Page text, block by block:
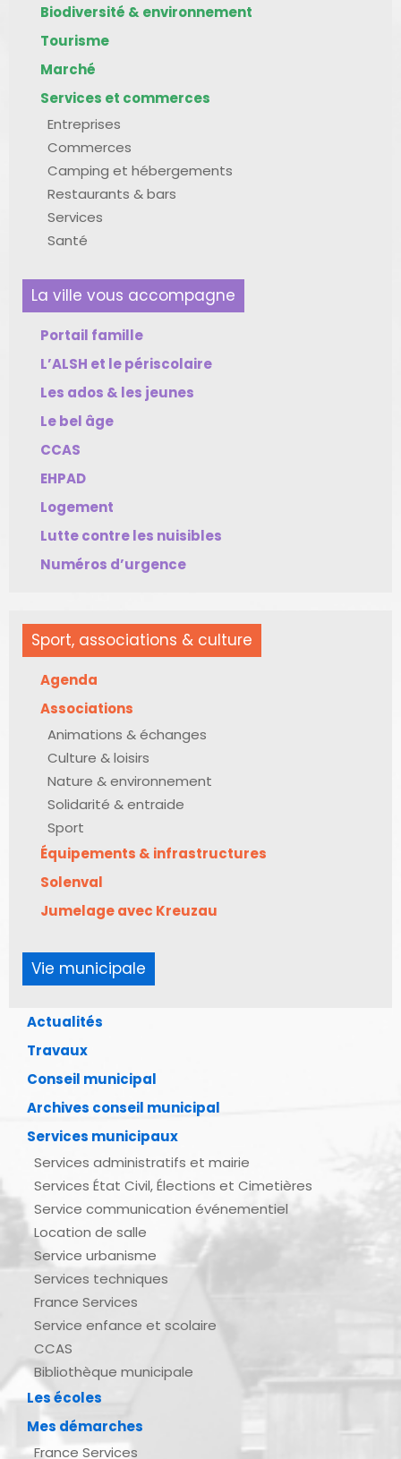
Biodiversité & environnement
Tourisme
Marché
Services et commerces
Entreprises
Commerces
Camping et hébergements
Restaurants & bars
Services
Santé
La ville vous accompagne
Portail famille
L’ALSH et le périscolaire
Les ados & les jeunes
Le bel âge
CCAS
EHPAD
Logement
Lutte contre les nuisibles
Numéros d’urgence
Sport, associations & culture
Agenda
Associations
Animations & échanges
Culture & loisirs
Nature & environnement
Solidarité & entraide
Sport
Équipements & infrastructures
Solenval
Jumelage avec Kreuzau
Vie municipale
Actualités
Travaux
Conseil municipal
Archives conseil municipal
Services municipaux
Services administratifs et mairie
Services État Civil, Élections et Cimetières
Service communication événementiel
Location de salle
Service urbanisme
Services techniques
France Services
Service enfance et scolaire
CCAS
Bibliothèque municipale
Les écoles
Mes démarches
France Services